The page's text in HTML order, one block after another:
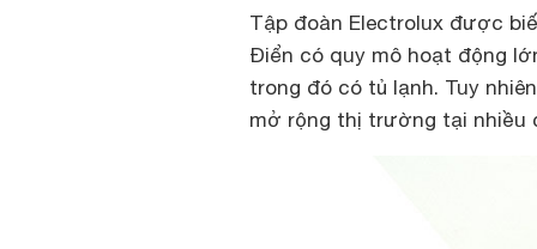
Tập đoàn Electrolux được
Điển có quy mô hoạt động
trong đó có tủ lạnh. Tuy
mở rộng thị trường tại nhiều